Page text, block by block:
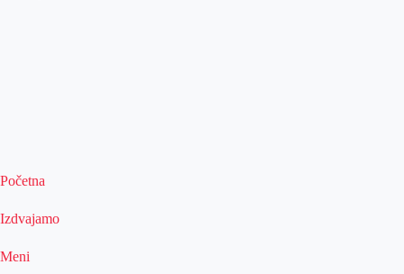
Početna
Izdvajamo
Meni